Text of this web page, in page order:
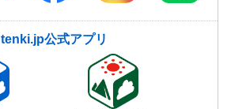
tenki.jp公式アプリ